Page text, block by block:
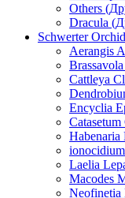
Others
Dracula
Schwerter
Aerangis
Cattleya
Encyclia
Habenaria
Laelia
Macodes
Neofinetia